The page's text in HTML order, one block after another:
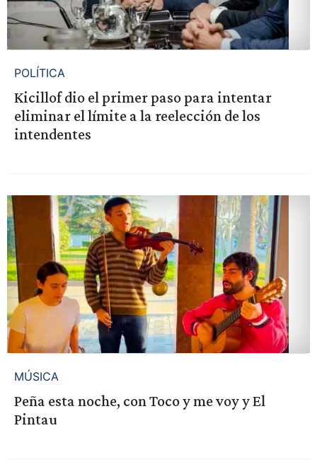
POLÍTICA
Kicillof dio el primer paso para intentar
eliminar el límite a la reelección de los
intendentes
MÚSICA
Peña esta noche, con Toco y me voy y El
Pintau